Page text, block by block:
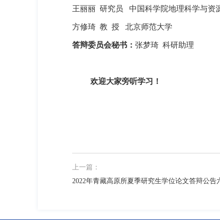
王丽丽 研究员 中国科学院地理科学与资
方修琦 教 授 北京师范大学
答辩委员会秘书： 张梦琦 科研助理
欢迎大家旁听学习！
上一篇：
2022年青藏高原所夏季研究生学位论文答辩公告